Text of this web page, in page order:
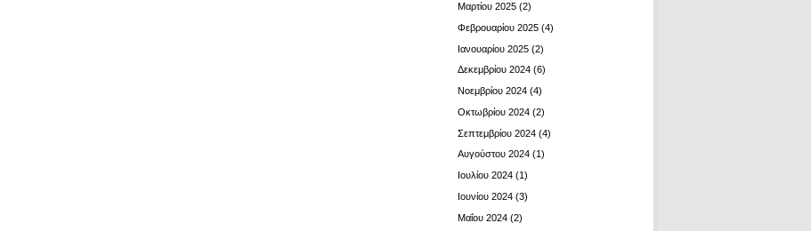
Μαρτίου 2025 (2)
Φεβρουαρίου 2025 (4)
Ιανουαρίου 2025 (2)
Δεκεμβρίου 2024 (6)
Νοεμβρίου 2024 (4)
Οκτωβρίου 2024 (2)
Σεπτεμβρίου 2024 (4)
Αυγούστου 2024 (1)
Ιουλίου 2024 (1)
Ιουνίου 2024 (3)
Μαΐου 2024 (2)